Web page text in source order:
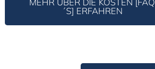
´S] ERFAHREN